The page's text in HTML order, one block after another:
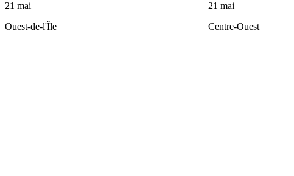
21 mai
Ouest-de-l'Île
21 mai
Centre-Ouest